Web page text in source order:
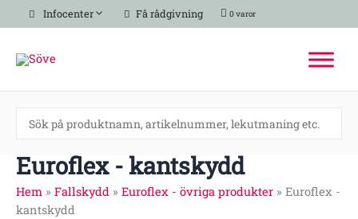
Hoppa
till
Infocenter Få rådgivning 0 varor
Euroflex - kantskydd
Hem » Fallskydd » Euroflex - övriga produkter » Euroflex -
kantskydd